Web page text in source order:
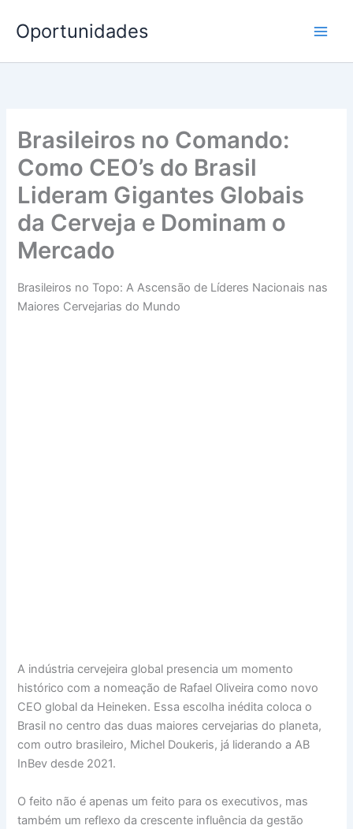
para
conteúdo
Oportunidades
Brasileiros no Comando:
Como CEO’s do Brasil
Lideram Gigantes Globais
da Cerveja e Dominam o
Mercado
Brasileiros no Topo: A Ascensão de Líderes Nacionais nas
Maiores Cervejarias do Mundo
A indústria cervejeira global presencia um momento
histórico com a nomeação de Rafael Oliveira como novo
CEO global da Heineken. Essa escolha inédita coloca o
Brasil no centro das duas maiores cervejarias do planeta,
com outro brasileiro, Michel Doukeris, já liderando a AB
InBev desde 2021.
O feito não é apenas um feito para os executivos, mas
também um reflexo da crescente influência da gestão